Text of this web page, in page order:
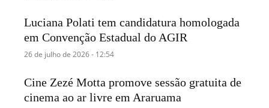
Luciana Polati tem candidatura homologada
em Convenção Estadual do AGIR
26 de julho de 2026 - 12:54
Cine Zezé Motta promove sessão gratuita de
cinema ao ar livre em Araruama